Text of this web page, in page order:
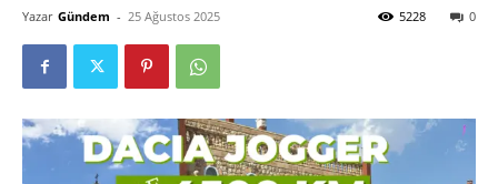
Yazar Gündem - 25 Ağustos 2025 0
5228